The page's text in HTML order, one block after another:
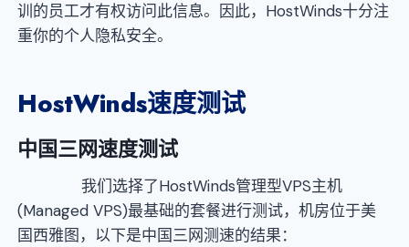
训的员工才有权访问此信息。因此，HostWinds十分注
重你的个人隐私安全。
HostWinds速度测试
中国三网速度测试
我们选择了HostWinds管理型VPS主机
(Managed VPS)最基础的套餐进行测试，机房位于美
国西雅图，以下是中国三网测速的结果：